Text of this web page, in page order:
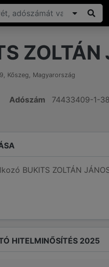
ZOLTÁN
, Kőszeg, Magyarország
Adószám 74433409-1-38
BUKITS ZOLTÁN
HITELMINŐSÍTÉS 2025